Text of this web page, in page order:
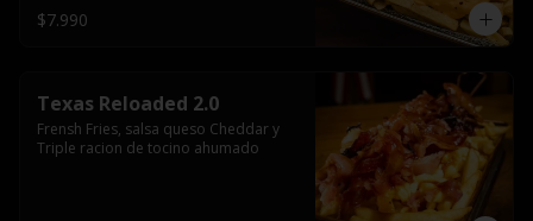
$7.990
Texas Reloaded 2.0
Frensh Fries, salsa queso Cheddar y
Triple racion de tocino ahumado